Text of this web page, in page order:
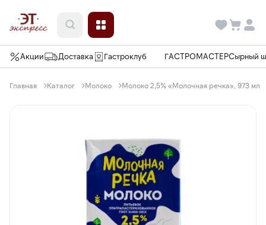
Акции Доставка Гастроклуб ГАСТРОМАСТЕРСырный
Главная Каталог Молоко Молоко 2,5% «Молочная речка», 973 мл